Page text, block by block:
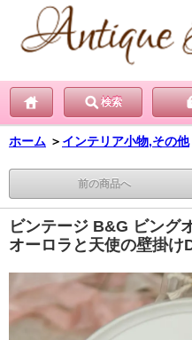
検索
ホーム ＞ インテリア小物,その他
前の商品へ
ビンテージ B&G ビング
オーロラと天使の壁掛